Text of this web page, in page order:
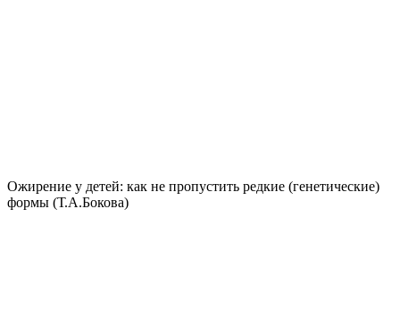
Ожирение у детей: как не пропустить редкие (генетические)
формы (Т.А.Бокова)